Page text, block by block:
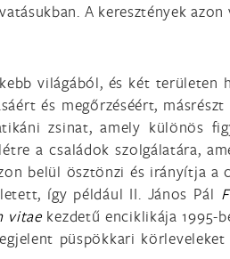
A keresztények
világából, és két területen
és megőrzéséért,
zsinat, amely különös
a családok szolgálatára,
belül ösztönzi és irányítja a
így például II. János Pál
vitaekezdetű enciklikája 1995-
püspökkari körleveleket